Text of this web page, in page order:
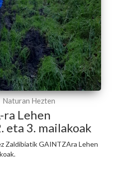
Naturan Hezten
Lehen
eta 3. mailakoak
Zaldibiatik GAINTZAra Lehen